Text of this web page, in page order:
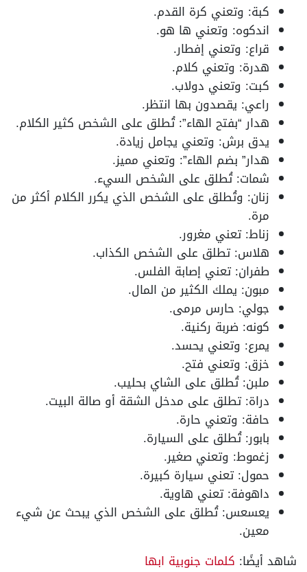
كبة: وتعني كرة القدم.
اندكوه: وتعني ها هو.
قراع: وتعني إفطار.
هدرة: وتعني كلام.
كبت: وتعني دولاب.
راعي: يقصدون بها انتظر.
هدار “بفتح الهاء”: تُطلق على الشخص كثير الكلام.
يدق برش: وتعني يجامل زيادة.
هدار” بضم الهاء”: وتعني مميز.
شمات: تُطلق على الشخص السيء.
زنان: وتُطلق على الشخص الذي يكرر الكلام أكثر من
مرة.
زناط: تعني مغرور.
هلاس: تطلق على الشخص الكذاب.
طفران: تعني إصابة الفلس.
مبون: يملك الكثير من المال.
جولي: حارس مرمى.
كونه: ضربة ركنية.
يمرع: وتعني يحسد.
خزق: وتعني فتح.
ملبن: تُطلق على الشاي بحليب.
دراة: تطلق على مدخل الشقة أو صالة البيت.
حافة: وتعني حارة.
بابور: تُطلق على السيارة.
زغموط: وتعني صغير.
حمول: تعني سيارة كبيرة.
داهوفة: تعني هاوية.
يعسعس: تُطلق على الشخص الذي يبحث عن شيء
معين.
شاهد أيضًا: كلمات جنوبية ابها